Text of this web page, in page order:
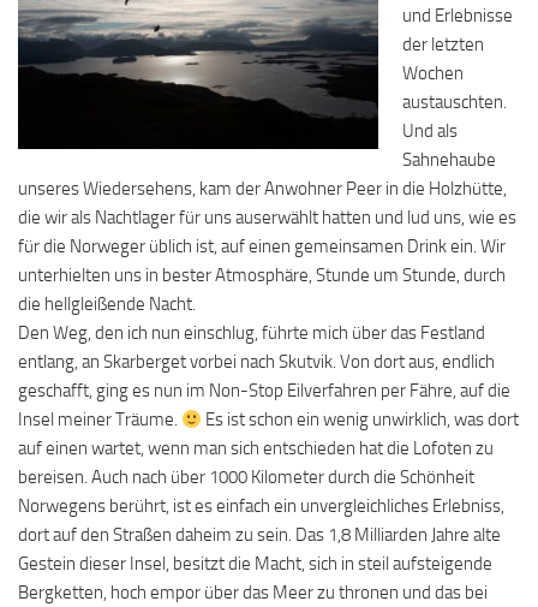
und Erlebnisse
der letzten
Wochen
austauschten.
Und als
Sahnehaube
unseres Wiedersehens, kam der Anwohner Peer in die Holzhütte,
die wir als Nachtlager für uns auserwählt hatten und lud uns, wie es
für die Norweger üblich ist, auf einen gemeinsamen Drink ein. Wir
unterhielten uns in bester Atmosphäre, Stunde um Stunde, durch
die hellgleißende Nacht.
Den Weg, den ich nun einschlug, führte mich über das Festland
entlang, an Skarberget vorbei nach Skutvik. Von dort aus, endlich
geschafft, ging es nun im Non-Stop Eilverfahren per Fähre, auf die
Insel meiner Träume.
Es ist schon ein wenig unwirklich, was dort
auf einen wartet, wenn man sich entschieden hat die Lofoten zu
bereisen. Auch nach über 1000 Kilometer durch die Schönheit
Norwegens berührt, ist es einfach ein unvergleichliches Erlebniss,
dort auf den Straßen daheim zu sein. Das 1,8 Milliarden Jahre alte
Gestein dieser Insel, besitzt die Macht, sich in steil aufsteigende
Bergketten, hoch empor über das Meer zu thronen und das bei